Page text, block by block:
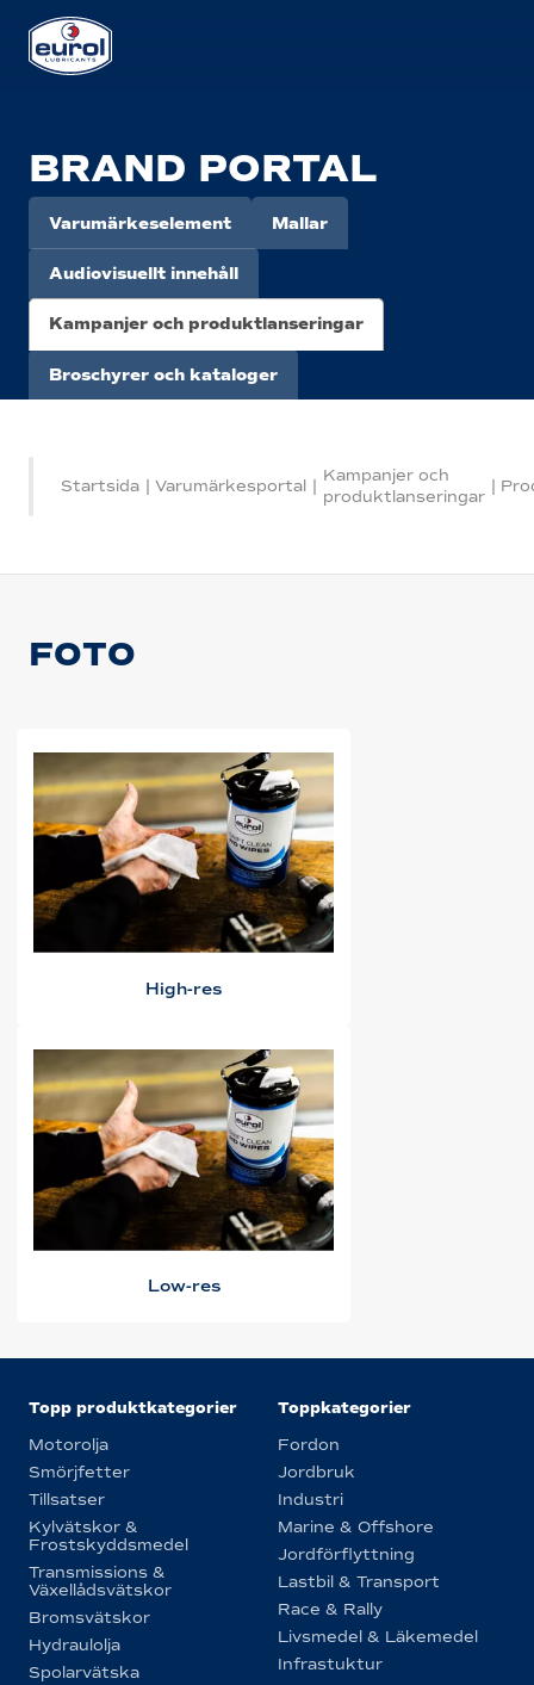
BRAND PORTAL
Varumärkeselement Mallar
Audiovisuellt innehåll
Kampanjer och produktlanseringar
Broschyrer och kataloger
Startsida | Varumärkesportal |
Kampanjer och
produktlanseringar
|
FOTO
High-res
Low-res
Topp produktkategorier
Motorolja
Smörjfetter
Tillsatser
Kylvätskor &
Frostskyddsmedel
Transmissions &
Växellådsvätskor
Bromsvätskor
Hydraulolja
Spolarvätska
Toppkategorier
Fordon
Jordbruk
Industri
Marine & Offshore
Jordförflyttning
Lastbil & Transport
Race & Rally
Livsmedel & Läkemedel
Infrastuktur